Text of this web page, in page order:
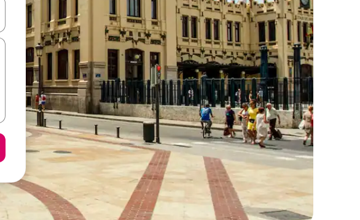
nach oben und unten oder erkunde die Ergebnisse durch Berühren oder